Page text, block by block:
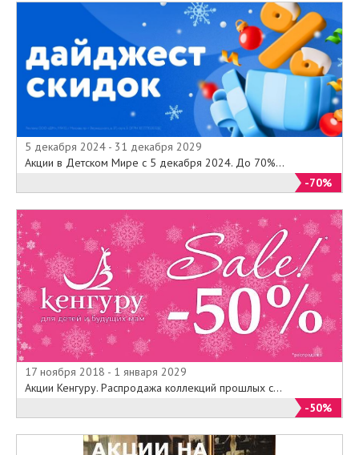
5 декабря 2024 - 31 декабря 2029
Акции в Детском Мире с 5 декабря 2024. До 70%...
-70%
17 ноября 2018 - 1 января 2029
Акции Кенгуру. Распродажа коллекций прошлых с...
-50%